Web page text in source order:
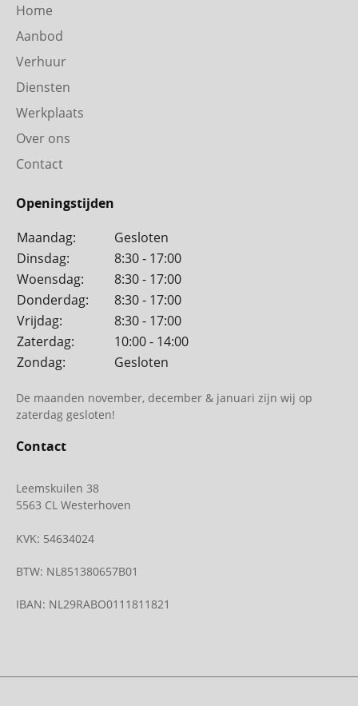
Home
Aanbod
Verhuur
Diensten
Werkplaats
Over ons
Contact
Openingstijden
Maandag:
Gesloten
Dinsdag:
8:30 - 17:00
Woensdag:
8:30 - 17:00
Donderdag:
8:30 - 17:00
Vrijdag:
8:30 - 17:00
Zaterdag:
10:00 - 14:00
Zondag:
Gesloten
De maanden november, december & januari zijn wij op
zaterdag gesloten!
Contact
Leemskuilen 38
5563 CL Westerhoven
KVK: 54634024
BTW: NL851380657B01
IBAN: NL29RABO0111811821